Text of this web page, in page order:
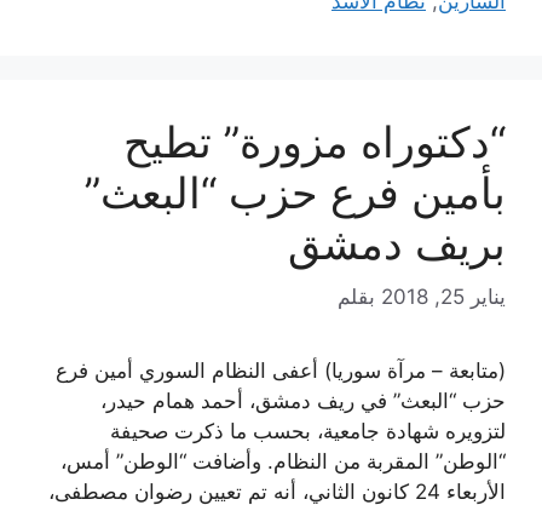
“دكتوراه مزورة” تطيح
بأمين فرع حزب “البعث”
بريف دمشق
يناير 25, 2018 بقلم
(متابعة – مرآة سوريا) أعفى النظام السوري أمين فرع
حزب “البعث” في ريف دمشق، أحمد همام حيدر،
لتزويره شهادة جامعية، بحسب ما ذكرت صحيفة
“الوطن” المقربة من النظام. وأضافت “الوطن” أمس،
الأربعاء 24 كانون الثاني، أنه تم تعيين رضوان مصطفى،